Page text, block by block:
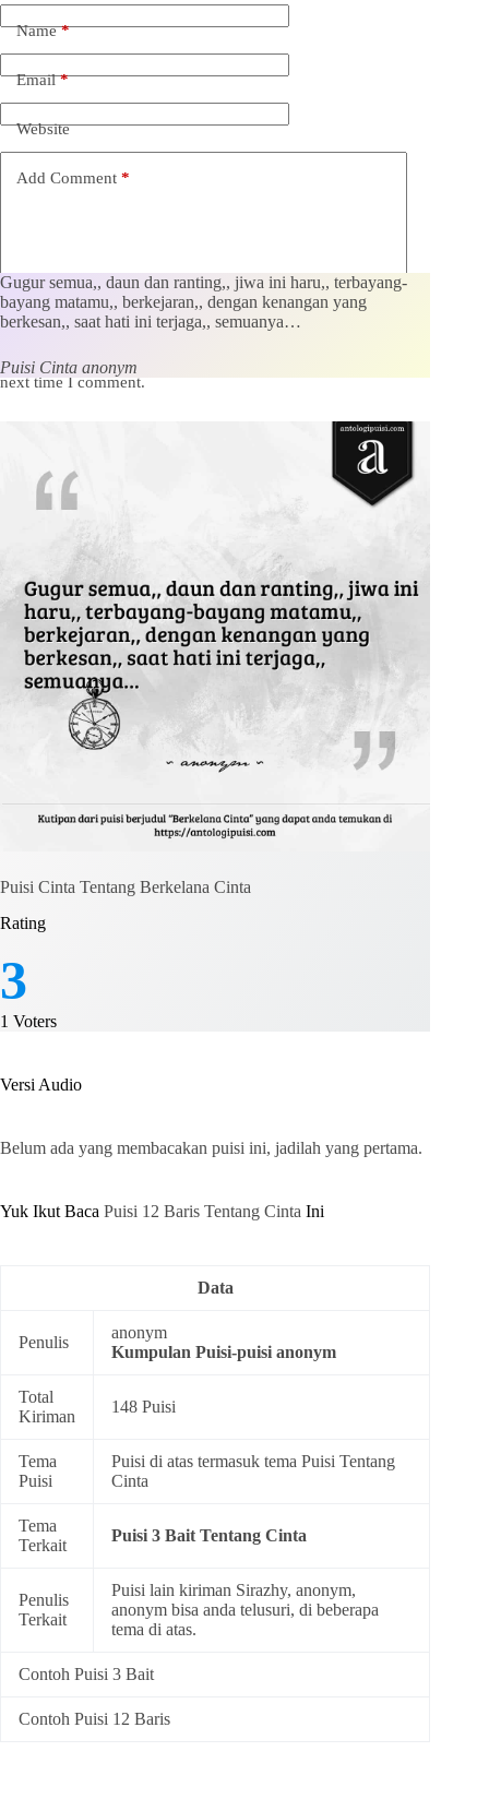
Name*
Email*
Website
Add Comment *
Save my name, email and website in this browser for the
next time I comment.
Gugur semua,, daun dan ranting,, jiwa ini haru,, terbayang-
bayang matamu,, berkejaran,, dengan kenangan yang
berkesan,, saat hati ini terjaga,, semuanya…
Puisi Cinta anonym
Puisi Cinta Tentang Berkelana Cinta
Rating
3
1 Voters
Versi Audio
Belum ada yang membacakan puisi ini, jadilah yang pertama.
Yuk Ikut Baca Puisi 12 Baris Tentang Cinta Ini
Data
Penulis
anonym
Kumpulan Puisi-puisi anonym
Total
Kiriman
148 Puisi
Tema
Puisi
Puisi di atas termasuk tema Puisi Tentang
Cinta
Tema
Terkait
Puisi 3 Bait Tentang Cinta
Penulis
Terkait
Puisi lain kiriman Sirazhy, anonym,
anonym bisa anda telusuri, di beberapa
tema di atas.
Contoh Puisi 3 Bait
Contoh Puisi 12 Baris